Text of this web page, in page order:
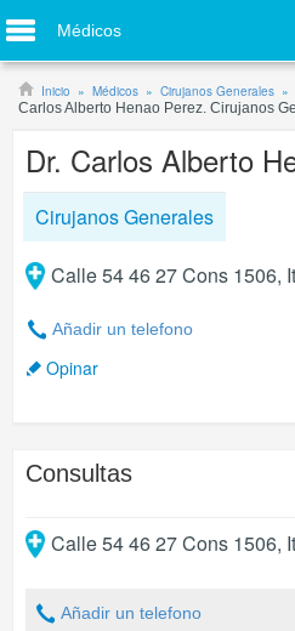
Médicos
Inicio Médicos Cirujanos Generales
Carlos Alberto Henao Perez. Cirujanos
Dr. Carlos Alberto
Cirujanos Generales
Calle 54 46 27 Cons 1506,
Añadir un telefono
Opinar
Consultas
Calle 54 46 27 Cons 1506,
Añadir un telefono